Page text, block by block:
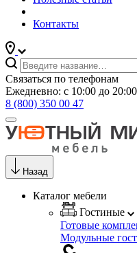
Контакты
Связаться по телефонам
Ежедневно: с 10:00 до 20:00
8 (800) 350 00 47
Назад
Каталог мебели
Гостиные
Готовые
Модульные